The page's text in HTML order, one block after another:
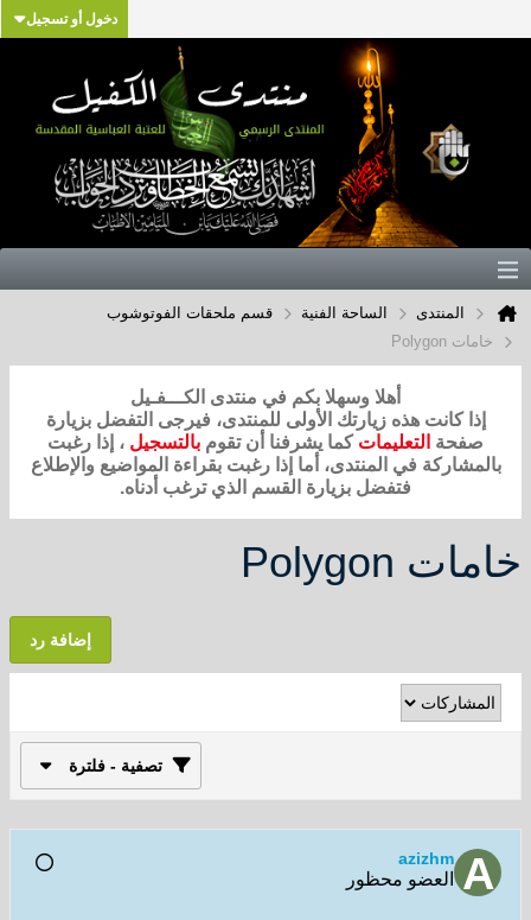
دخول أو تسجيل
المنتدى الساحة الفنية
قسم ملحقات الفوتوشوب
خامات Polygon
أهلا وسهلا بكم في منتدى الكـــفـيل
إذا كانت هذه زيارتك الأولى للمنتدى، فيرجى التفضل بزيارة
صفحة التعليمات كما يشرفنا أن تقوم بالتسجيل ، إذا رغبت
بالمشاركة في المنتدى، أما إذا رغبت بقراءة المواضيع والإطلاع
فتفضل بزيارة القسم الذي ترغب أدناه.
خامات Polygon
إضافة رد
تصفية - فلترة
azizhm
العضو محظور